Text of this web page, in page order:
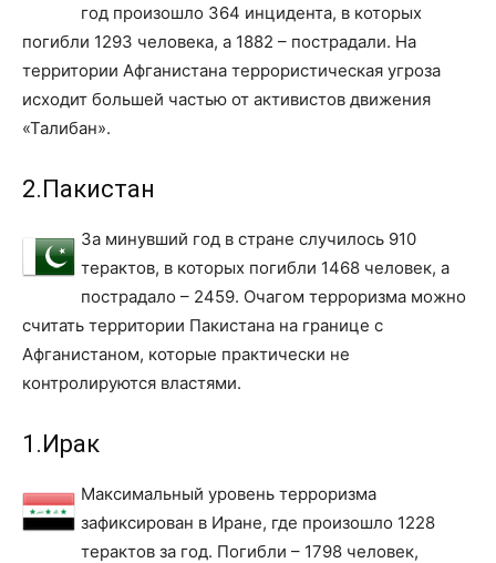
год произошло 364 инцидента, в которых
погибли 1293 человека, а 1882 – пострадали. На
территории Афганистана террористическая угроза
исходит большей частью от активистов движения
«Талибан».
2.Пакистан
За минувший год в стране случилось 910
терактов, в которых погибли 1468 человек, а
пострадало – 2459. Очагом терроризма можно
считать территории Пакистана на границе с
Афганистаном, которые практически не
контролируются властями.
1.Ирак
Максимальный уровень терроризма
зафиксирован в Иране, где произошло 1228
терактов за год. Погибли – 1798 человек,